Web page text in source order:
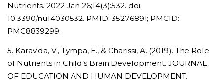
Nutrients. 2022 Jan 26;14(3):532. doi:
10.3390/nu14030532. PMID: 35276891; PMCID:
PMC8839299.
5. Karavida, V., Tympa, E., & Charissi, A. (2019). The Role
of Nutrients in Child’s Brain Development. JOURNAL
OF EDUCATION AND HUMAN DEVELOPMENT.